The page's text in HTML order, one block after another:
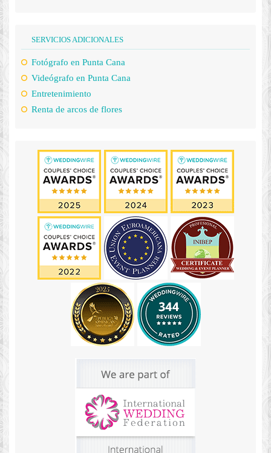
SERVICIOS ADICIONALES
Fotógrafo en Punta Cana
Videógrafo en Punta Cana
Entretenimiento
Renta de arcos de flores